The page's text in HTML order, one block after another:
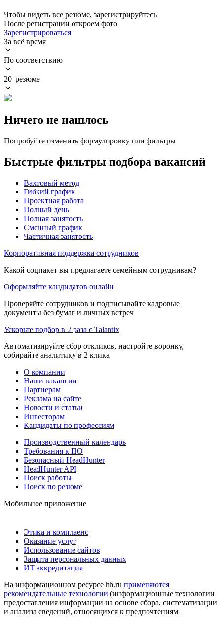
Чтобы видеть все резюме, зарегистрируйтесь
После регистрации откроем фото
Зарегистрироваться
За всё время
По соответствию
20 резюме
Ничего не нашлось
Попробуйте изменить формулировку или фильтры
Быстрые фильтры подбора вакансий
Вахтовый метод
Гибкий график
Проектная работа
Полный день
Полная занятость
Сменный график
Частичная занятость
Корпоративная поддержка сотрудников
Какой соцпакет вы предлагаете семейным сотрудникам?
Оформляйте кандидатов онлайн
Проверяйте сотрудников и подписывайте кадровые
документы без бумаг и личных встреч
Ускорьте подбор в 2 раза с Talantix
Автоматизируйте сбор откликов, настройте воронку,
собирайте аналитику в 2 клика
О компании
Наши вакансии
Партнерам
Реклама на сайте
Новости и статьи
Инвесторам
Кандидаты по профессиям
Производственный календарь
Требования к ПО
Безопасный HeadHunter
HeadHunter API
Поиск работы
Поиск по резюме
Мобильное приложение
Этика и комплаенс
Оказание услуг
Использование сайтов
Защита персональных данных
ИТ аккредитация
На информационном ресурсе hh.ru применяются
рекомендательные технологии (информационные технологии
предоставления информации на основе сбора, систематизации
и анализа сведений, относящихся к предпочтениям